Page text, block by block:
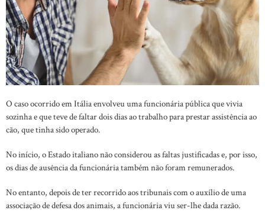
O caso ocorrido em Itália envolveu uma funcionária pública que vivia
sozinha e que teve de faltar dois dias ao trabalho para prestar assistência ao
cão, que tinha sido operado.
No início, o Estado italiano não considerou as faltas justificadas e, por isso,
os dias de ausência da funcionária também não foram remunerados.
No entanto, depois de ter recorrido aos tribunais com o auxílio de uma
associação de defesa dos animais, a funcionária viu ser-lhe dada razão.